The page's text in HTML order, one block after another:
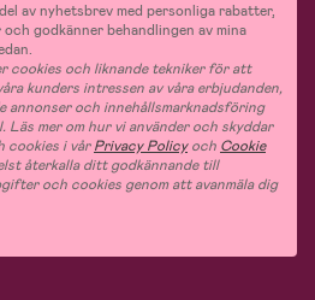
av nyhetsbrev med personliga rabatter,
godkänner behandlingen av mina
cookies och liknande tekniker för att
kunders intressen av våra erbjudanden,
annonser och innehållsmarknadsföring
Läs mer om hur vi använder och skyddar
cookies i vårPrivacy Policyoch Cookie
återkalla ditt godkännande till
och cookies genom att avanmäla dig